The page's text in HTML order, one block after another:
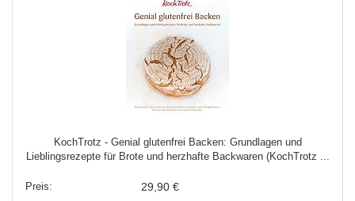
KochTrotz - Genial glutenfrei Backen: Grundlagen und
Lieblingsrezepte für Brote und herzhafte Backwaren (KochTrotz ...
29,90 €